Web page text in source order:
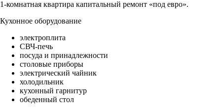
1-комнатная квартира капитальный ремонт «под евро».
Кухонное оборудование
электроплита
СВЧ-печь
посуда и принадлежности
столовые приборы
электрический чайник
холодильник
кухонный гарнитур
обеденный стол